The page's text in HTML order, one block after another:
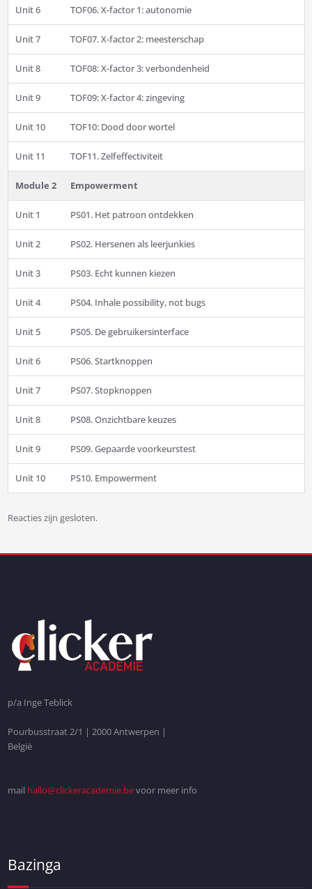
Unit 6 TOF06. X-factor 1: autonomie
Unit 7 TOF07. X-factor 2: meesterschap
Unit 8 TOF08: X-factor 3: verbondenheid
Unit 9 TOF09: X-factor 4: zingeving
Unit 10 TOF10: Dood door wortel
Unit 11 TOF11. Zelfeffectiviteit
Module 2 Empowerment
Unit 1 PS01. Het patroon ontdekken
Unit 2 PS02. Hersenen als leerjunkies
Unit 3 PS03. Echt kunnen kiezen
Unit 4 PS04. Inhale possibility, not bugs
Unit 5 PS05. De gebruikersinterface
Unit 6 PS06. Startknoppen
Unit 7 PS07. Stopknoppen
Unit 8 PS08. Onzichtbare keuzes
Unit 9 PS09. Gepaarde voorkeurstest
Unit 10 PS10. Empowerment
Bericht
navigatie
Reacties zijn gesloten.
p/a Inge Teblick
Pourbusstraat 2/1 | 2000 Antwerpen |
België
mail hallo@clickeracademie.bevoor meer info
Bazinga